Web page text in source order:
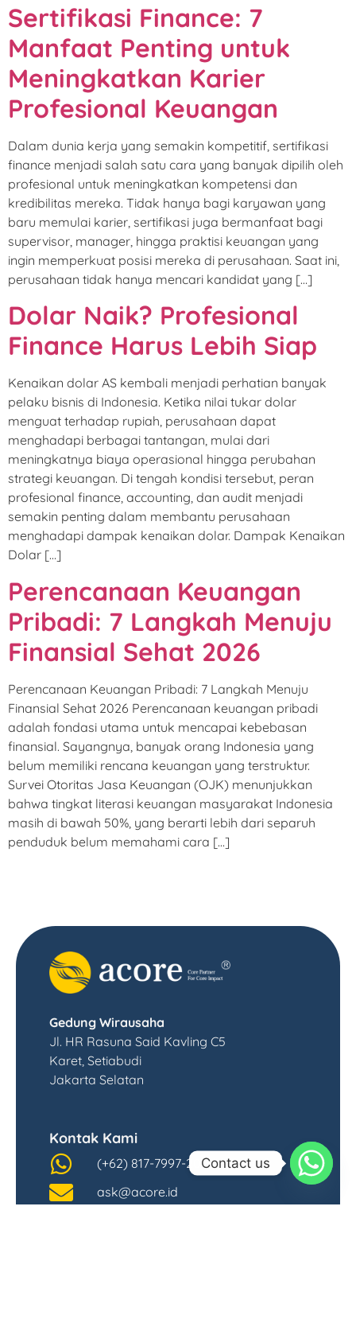
Sertifikasi Finance: 7
Manfaat Penting untuk
Meningkatkan Karier
Profesional Keuangan
Dalam dunia kerja yang semakin kompetitif, sertifikasi
finance menjadi salah satu cara yang banyak dipilih oleh
profesional untuk meningkatkan kompetensi dan
kredibilitas mereka. Tidak hanya bagi karyawan yang
baru memulai karier, sertifikasi juga bermanfaat bagi
supervisor, manager, hingga praktisi keuangan yang
ingin memperkuat posisi mereka di perusahaan. Saat ini,
perusahaan tidak hanya mencari kandidat yang […]
Dolar Naik? Profesional
Finance Harus Lebih Siap
Kenaikan dolar AS kembali menjadi perhatian banyak
pelaku bisnis di Indonesia. Ketika nilai tukar dolar
menguat terhadap rupiah, perusahaan dapat
menghadapi berbagai tantangan, mulai dari
meningkatnya biaya operasional hingga perubahan
strategi keuangan. Di tengah kondisi tersebut, peran
profesional finance, accounting, dan audit menjadi
semakin penting dalam membantu perusahaan
menghadapi dampak kenaikan dolar. Dampak Kenaikan
Dolar […]
Perencanaan Keuangan
Pribadi: 7 Langkah Menuju
Finansial Sehat 2026
Perencanaan Keuangan Pribadi: 7 Langkah Menuju
Finansial Sehat 2026 Perencanaan keuangan pribadi
adalah fondasi utama untuk mencapai kebebasan
finansial. Sayangnya, banyak orang Indonesia yang
belum memiliki rencana keuangan yang terstruktur.
Survei Otoritas Jasa Keuangan (OJK) menunjukkan
bahwa tingkat literasi keuangan masyarakat Indonesia
masih di bawah 50%, yang berarti lebih dari separuh
penduduk belum memahami cara […]
Gedung Wirausaha
Jl. HR Rasuna Said Kavling C5
Karet, Setiabudi
Jakarta Selatan
Kontak Kami
(+62) 817-7997-2012
ask@acore.id
Contact us